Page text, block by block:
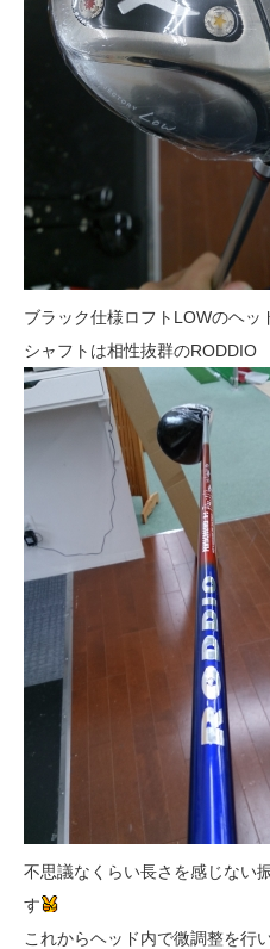
ブラック仕様ロフトLOWのヘッ
シャフトは相性抜群の
不思議なくらい長さを感じない
す
これからヘッド内で微調整を行